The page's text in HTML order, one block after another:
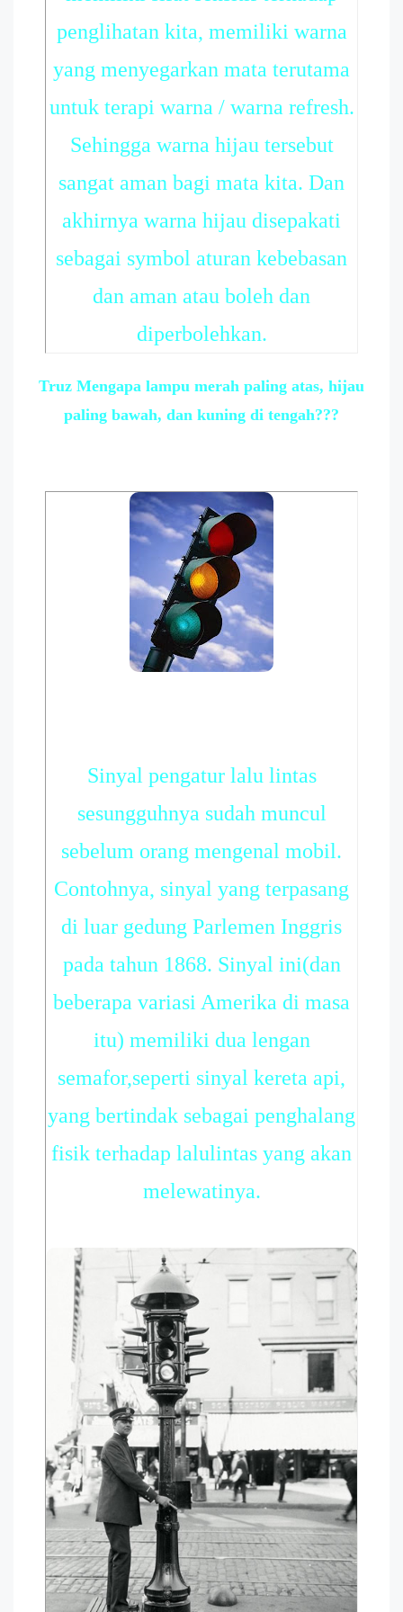
penglihatan kita, memiliki warna
yang menyegarkan mata terutama
untuk terapi warna / warna refresh.
Sehingga warna hijau tersebut
sangat aman bagi mata kita. Dan
akhirnya warna hijau disepakati
sebagai symbol aturan kebebasan
dan aman atau boleh dan
diperbolehkan.
Truz Mengapa lampu merah paling atas, hijau
paling bawah, dan kuning di tengah???
Sinyal pengatur lalu lintas
sesungguhnya sudah muncul
sebelum orang mengenal mobil.
Contohnya, sinyal yang terpasang
di luar gedung Parlemen Inggris
pada tahun 1868. Sinyal ini(dan
beberapa variasi Amerika di masa
itu) memiliki dua lengan
semafor,seperti sinyal kereta api,
yang bertindak sebagai penghalang
fisik terhadap lalulintas yang akan
melewatinya.